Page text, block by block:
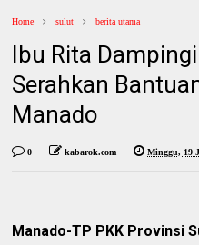
Home sulut berita utama
Ibu Rita
Serahkan
Manado
0 kabarok.com Minggu, 19
Manado-TP PKK Provinsi